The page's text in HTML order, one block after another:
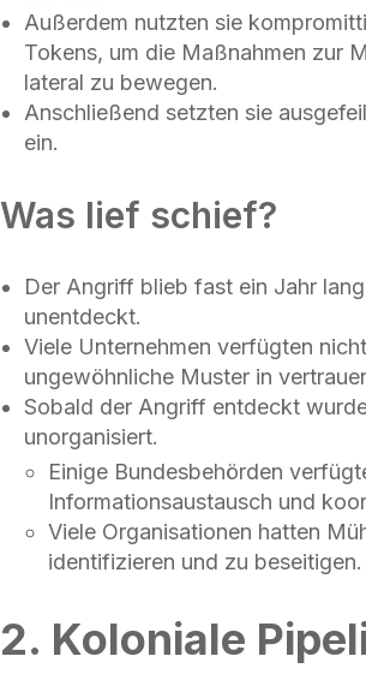
Außerdem nutzten sie
Tokens, um die Maßnahmen zur
lateral zu bewegen.
Anschließend setzten sie
ein.
Was lief schief?
Der Angriff blieb fast ein Jahr
unentdeckt.
Viele Unternehmen verfügten
ungewöhnliche Muster in
Sobald der Angriff entdeckt
unorganisiert.
Einige Bundesbehörden
Informationsaustausch und
Viele Organisationen hatten
identifizieren und zu beseitigen.
2. Koloniale